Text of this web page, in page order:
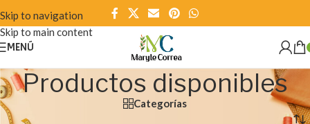
Skip to navigation
Skip to main content
MENÚ
Productos disponibles
Categorías
Inicio/Productos disponibles